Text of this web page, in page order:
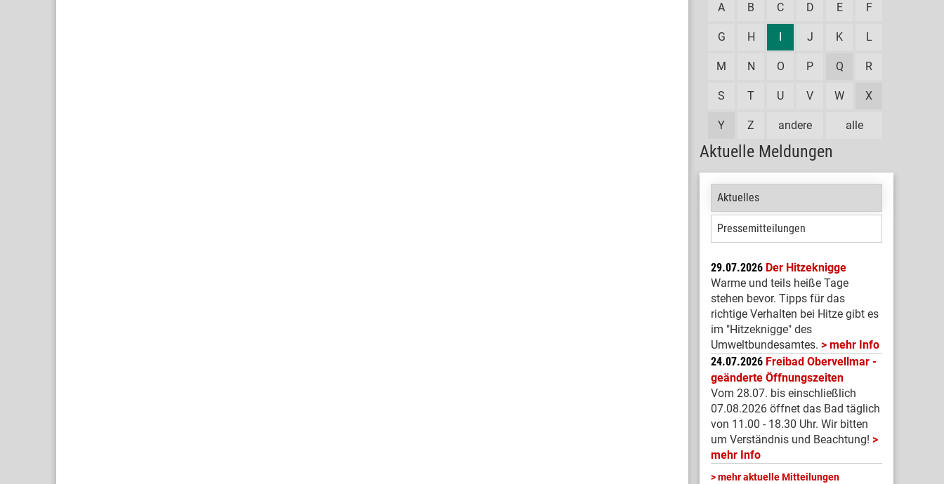
alle
A B C D E F
G H J K L
M N O P Q R
S T U V W X
Y Z andere
Aktuelle Meldungen
Aktuelles
Pressemitteilungen
29.07.2026 Der Hitzeknigge
Warme und teils heiße Tage
stehen bevor. Tipps für das
richtige Verhalten bei Hitze gibt es
im "Hitzeknigge" des
Umweltbundesamtes.
mehr Info
24.07.2026 Freibad Obervellmar -
geänderte Öffnungszeiten
Vom 28.07. bis einschließlich
07.08.2026 öffnet das Bad täglich
von 11.00 - 18.30 Uhr. Wir bitten
um Verständnis und Beachtung!
mehr Info
mehr aktuelle Mitteilungen